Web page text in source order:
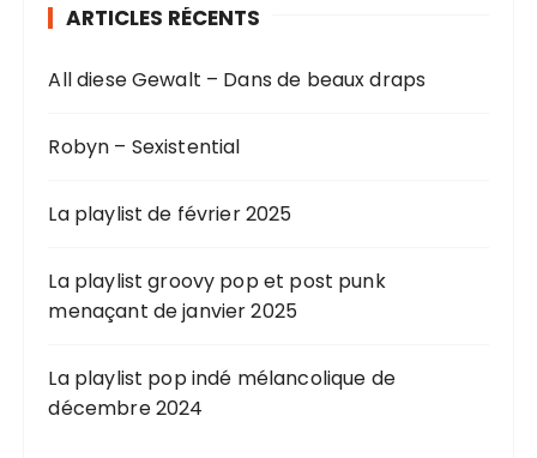
ARTICLES RÉCENTS
All diese Gewalt – Dans de beaux draps
Robyn – Sexistential
La playlist de février 2025
La playlist groovy pop et post punk
menaçant de janvier 2025
La playlist pop indé mélancolique de
décembre 2024